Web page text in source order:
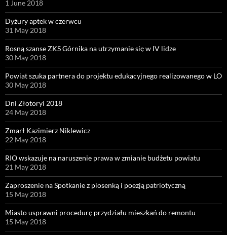
1 June 2018
Dyżury aptek w czerwcu
31 May 2018
Rosną szanse ZKS Górnika na utrzymanie się w IV lidze
30 May 2018
Powiat szuka partnera do projektu edukacyjnego realizowanego w LO
30 May 2018
Dni Złotoryi 2018
24 May 2018
Zmarł Kazimierz Niklewicz
22 May 2018
RIO wskazuje na naruszenie prawa w zmianie budżetu powiatu
21 May 2018
Zaproszenie na Spotkanie z piosenką i poezją patriotyczną
15 May 2018
Miasto usprawni procedurę przydziału mieszkań do remontu
15 May 2018